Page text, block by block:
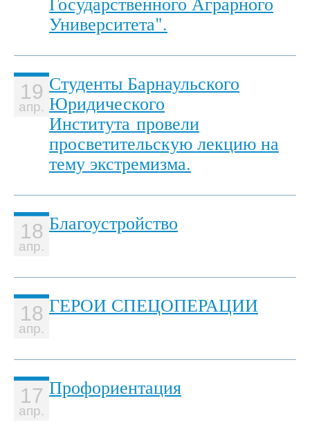
Университета".
19
апр.
Студенты Барнаульского
Юридического
Института провели
просветительскую лекцию на
тему экстремизма.
18
апр.
Благоустройство
18
апр.
ГЕРОИ СПЕЦОПЕРАЦИИ
17
апр.
Профориентация